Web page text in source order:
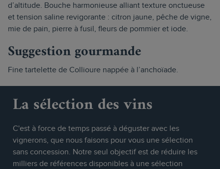
d’altitude. Bouche harmonieuse alliant texture onctueuse
et tension saline revigorante : citron jaune, pêche de vigne,
mie de pain, pierre à fusil, fleurs de pommier et iode.
Suggestion gourmande
Fine tartelette de Collioure nappée à l’anchoïade.
La sélection des vins
C'est à force de temps passé à déguster avec les
vignerons, que nous faisons pour vous une sélection
sans concession. Notre seul objectif est de réduire les
milliers de références disponibles à une sélection